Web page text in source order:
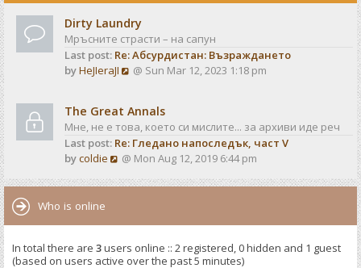
t
p
o
s
e
l
a
t
t
p
o
s
t
Dirty Laundry
Мръсните страсти – на сапун
Last post: Re: Абсурдистан: Възраждането
byHeJIeraJI
V
w
t
h
e
e
t
@ Sun Mar 12, 2023 1:18 pm
The Great Annals
Мне, не е това, което си мислите... за архиви иде реч
Last post: Re: Гледано напоследък, част V
bycoldie
V
e
e
l
@ Mon Aug 12, 2019 6:44 pm
Who is online
In total there are 3users online :: 2 registered, 0 hidden and 1 guest
(based on users active over the past 5 minutes)